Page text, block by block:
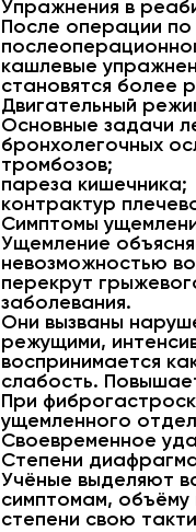
Упражнения в
После операции
кашлевые
становятся более
Двигательный
Основные задачи
бронхолегочных
тромбозов;
пареза кишечника;
контрактур
Симптомы
Ущемление
невозможностью
перекрут
заболевания.
Они вызваны
режущими,
воспринимается
слабость.
При
ущемленного
Своевременное
Степени
Учёные выделяют
симптомам,
степени свою